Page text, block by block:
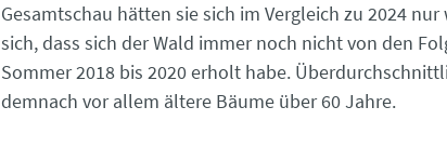
Gesamtschau hätten sie sich im Vergleich zu 2024
sich, dass sich der Wald immer noch nicht von den
Sommer 2018 bis 2020 erholt habe.
demnach vor allem ältere Bäume über 60 Jahre.